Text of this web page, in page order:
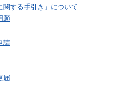
関する手引き」について
願
請
届